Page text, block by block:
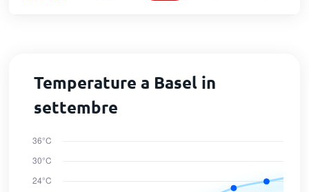
Temperature a Basel in
settembre